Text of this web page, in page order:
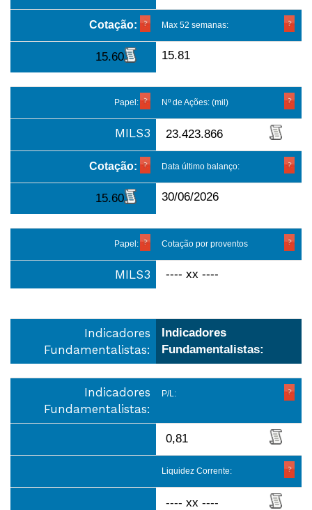
Cotação: Max 52 semanas:
15.60 15.81
Papel: Nº de Ações: (mil)
MILS3 23.423.866
Cotação: Data último balanço:
15.60 30/06/2026
Papel: Cotação por proventos
MILS3 ---- xx ----
Indicadores
Fundamentalistas:
Indicadores
Fundamentalistas:
Indicadores
Fundamentalistas:
P/L:
0,81
Liquidez Corrente:
---- xx ----